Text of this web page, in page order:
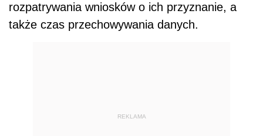
rozpatrywania wniosków o ich przyznanie, a
także czas przechowywania danych.
REKLAMA